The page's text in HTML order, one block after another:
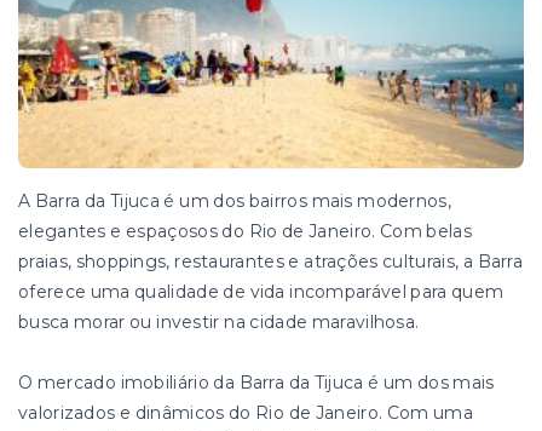
A Barra da Tijuca é um dos bairros mais modernos,
elegantes e espaçosos do Rio de Janeiro. Com belas
praias, shoppings, restaurantes e atrações culturais, a Barra
oferece uma qualidade de vida incomparável para quem
busca morar ou investir na cidade maravilhosa.
O mercado imobiliário da Barra da Tijuca é um dos mais
valorizados e dinâmicos do Rio de Janeiro. Com uma